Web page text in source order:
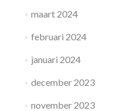
maart 2024
februari 2024
januari 2024
december 2023
november 2023